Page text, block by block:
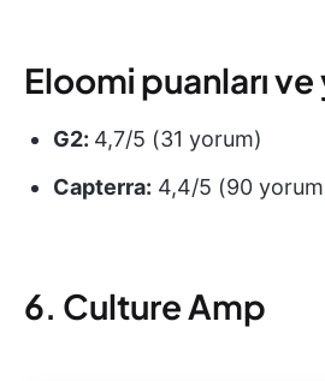
Eloomi puanları ve
G2: 4,7/5 (31 yorum)
Capterra: 4,4/5 (90
6. Culture Amp